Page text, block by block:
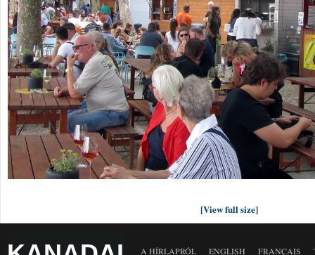
[View full size]
A HÍRLAPRÓL ENGLISH FRANÇAIS